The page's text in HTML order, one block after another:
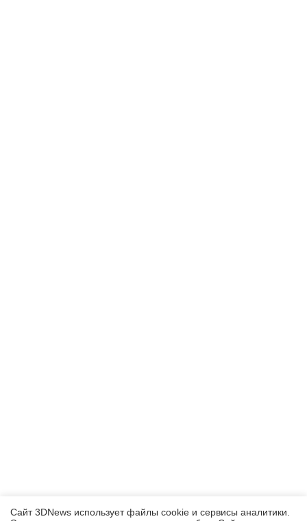
Сайт 3DNews использует файлы cookie и сервисы аналитики.